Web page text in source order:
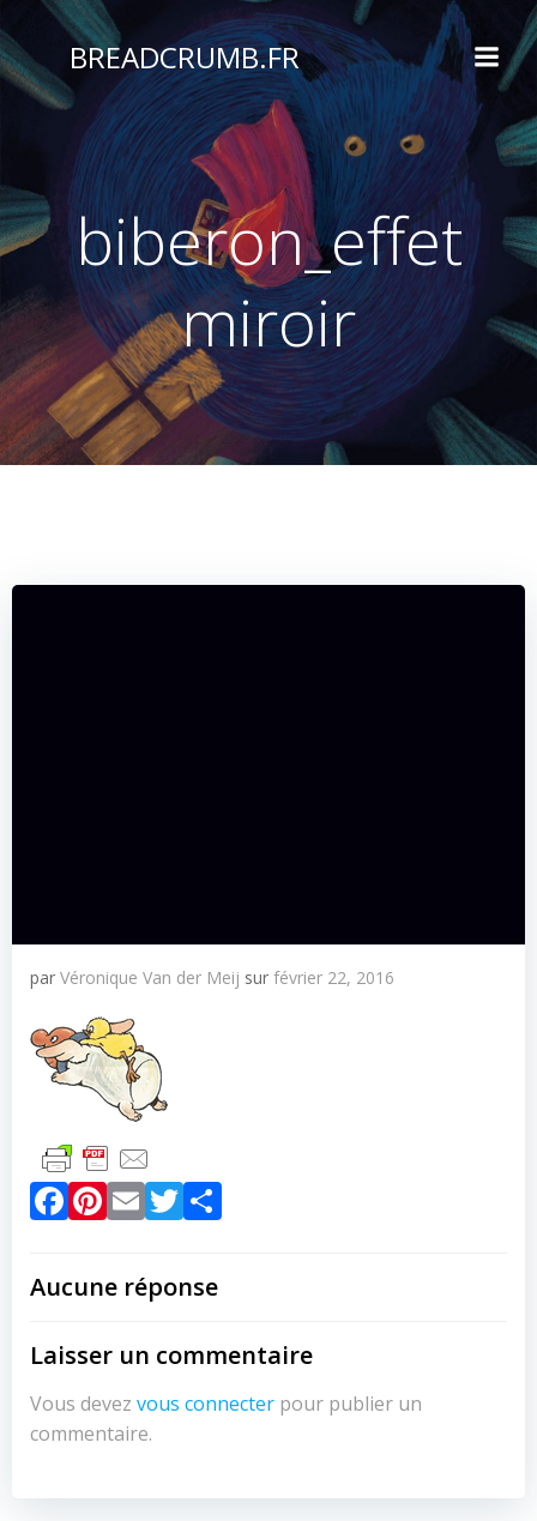
Aller
au
contenu
BREADCRUMB.FR
biberon_effet
miroir
par Véronique Van der Meij sur février 22, 2016
Facebook
Pinterest
EmailTwitter
Aucune réponse
Laisser un commentaire
Vous devez vous connecter pour publier un
commentaire.